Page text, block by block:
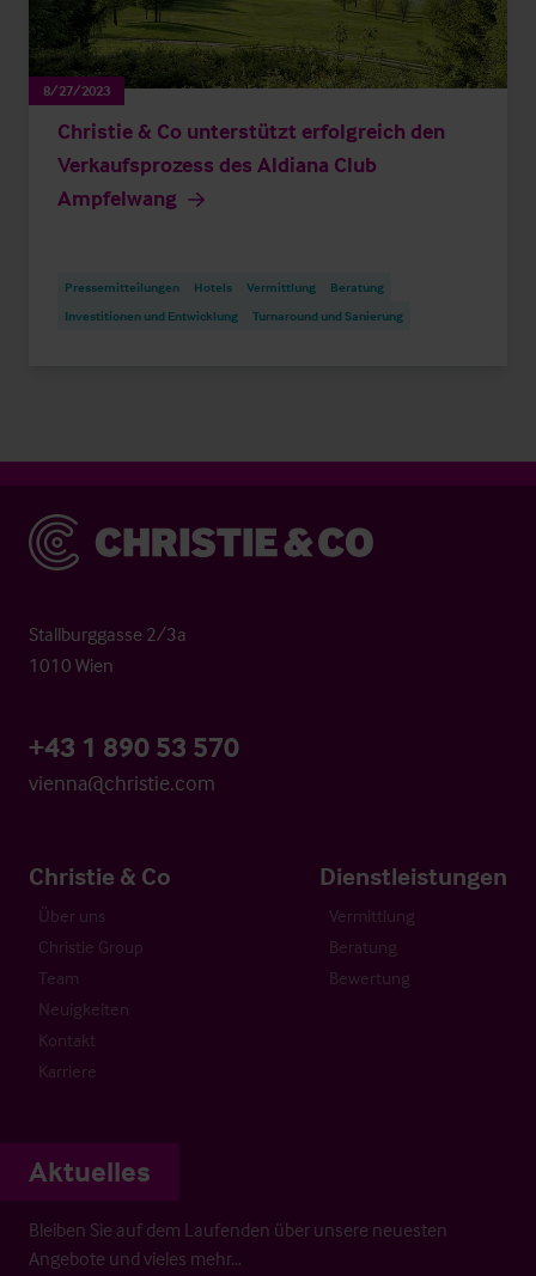
8/27/2023
Christie & Co unterstützt erfolgreich den
Verkaufsprozess des Aldiana Club
Ampfelwang
Pressemitteilungen Hotels Vermittlung
Beratung
Investitionen und Entwicklung
Turnaround und Sanierung
Christie & Co
Stallburggasse 2/3a
1010 Wien
+43 1 890 53 570
vienna@christie.com
Christie & Co
Über uns
Christie Group
Team
Neuigkeiten
Kontakt
Karriere
Dienstleistungen
Vermittlung
Beratung
Bewertung
Aktuelles
Bleiben Sie auf dem Laufenden über unsere neuesten
Angebote und vieles mehr…